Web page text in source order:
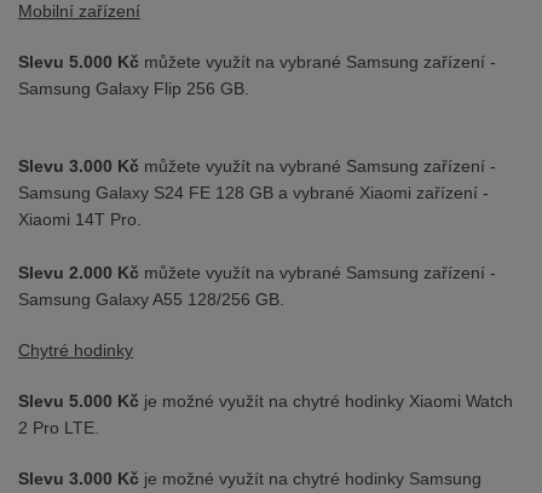
Mobilní zařízení
Slevu 5.000 Kč můžete využít na vybrané Samsung zařízení -
Samsung Galaxy Flip 256 GB.
Slevu 3.000 Kč můžete využít na vybrané Samsung zařízení -
Samsung Galaxy S24 FE 128 GB a vybrané Xiaomi zařízení -
Xiaomi 14T Pro.
Slevu 2.000 Kč můžete využít na vybrané Samsung zařízení -
Samsung Galaxy A55 128/256 GB.
Chytré hodinky
Slevu 5.000 Kč je možné využít na chytré hodinky Xiaomi Watch
2 Pro LTE.
Slevu 3.000 Kč je možné využít na chytré hodinky Samsung